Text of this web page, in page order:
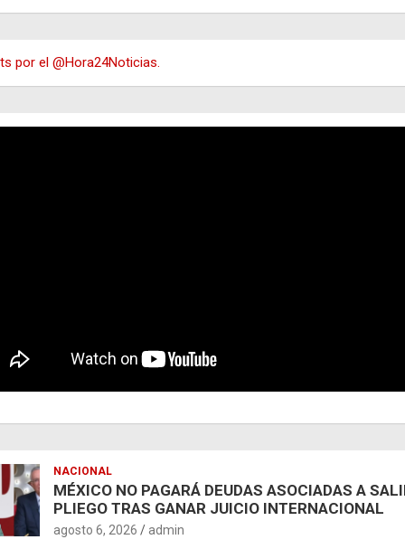
por el @Hora24Noticias.
NACIONAL
MÉXICO NO PAGARÁ DEUDAS ASOCIADAS A
PLIEGO TRAS GANAR JUICIO INTERNACIONAL
agosto 6, 2026 admin